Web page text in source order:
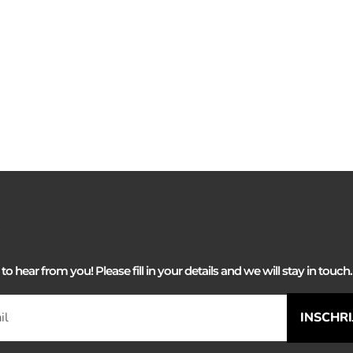
hear from you! Please fill in your details and we will stay in